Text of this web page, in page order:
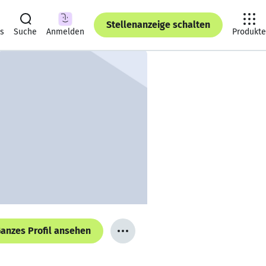
Suche Anmelden
Stellenanzeige schalten
Produkte
Profil ansehen